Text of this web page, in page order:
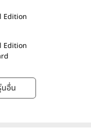
Edition
Edition
นอื่น